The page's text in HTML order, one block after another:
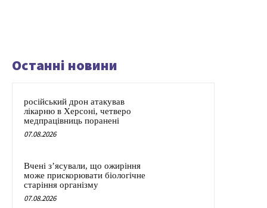
Останні новини
російський дрон атакував
лікарню в Херсоні, четверо
медпрацівниць поранені
07.08.2026
Вчені з’ясували, що ожиріння
може прискорювати біологічне
старіння організму
07.08.2026